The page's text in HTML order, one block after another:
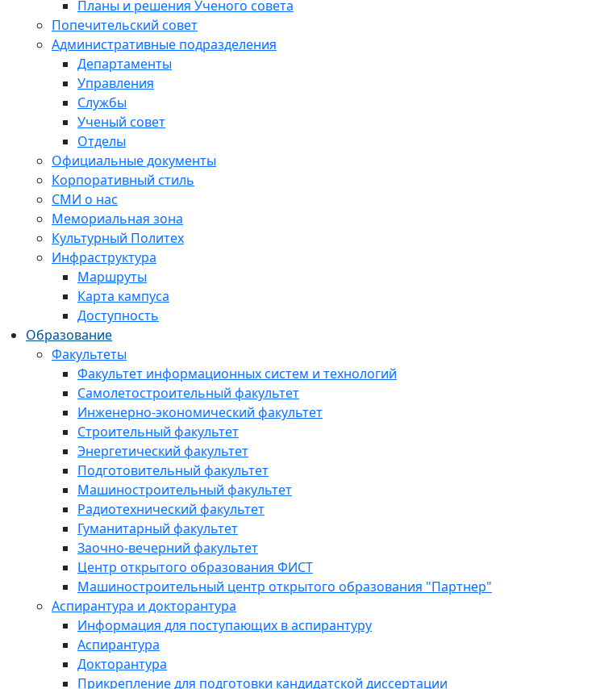
Планы и решения Ученого совета
Попечительский совет
Административные подразделения
Департаменты
Управления
Службы
Ученый совет
Отделы
Официальные документы
Корпоративный стиль
СМИ о нас
Мемориальная зона
Культурный Политех
Инфраструктура
Маршруты
Карта кампуса
Доступность
Образование
Факультеты
Факультет информационных систем и технологий
Самолетостроительный факультет
Инженерно-экономический факультет
Строительный факультет
Энергетический факультет
Подготовительный факультет
Машиностроительный факультет
Радиотехнический факультет
Гуманитарный факультет
Заочно-вечерний факультет
Центр открытого образования ФИСТ
Машиностроительный центр открытого образования "Партнер"
Аспирантура и докторантура
Информация для поступающих в аспирантуру
Аспирантура
Докторантура
Прикрепление для подготовки кандидатской диссертации